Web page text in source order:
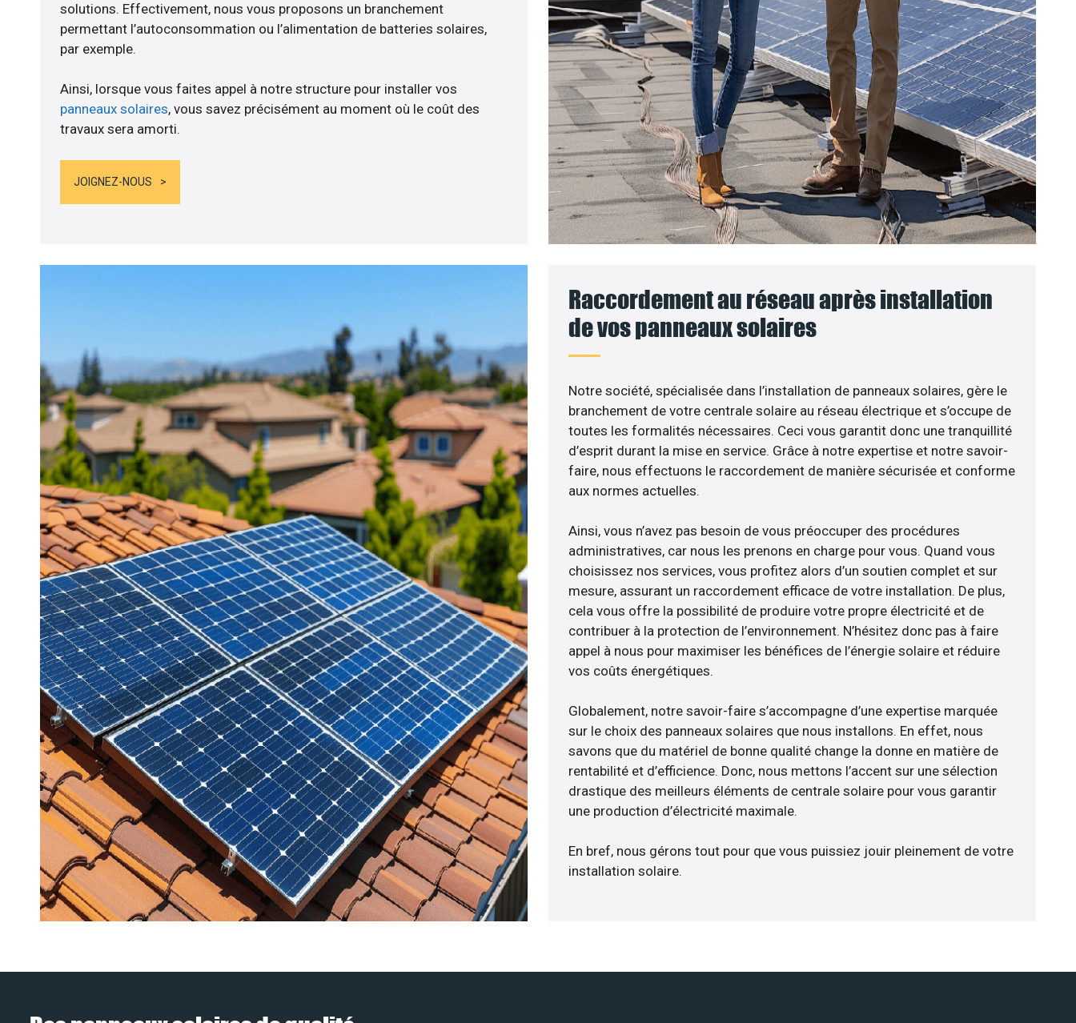
solutions. Effectivement, nous vous proposons un branchement
permettant l’autoconsommation ou l’alimentation de batteries solaires,
par exemple.
Ainsi, lorsque vous faites appel à notre structure pour installer vos
panneaux solaires, vous savez précisément au moment où le coût des
travaux sera amorti.
JOIGNEZ-NOUS
Raccordement au réseau après installation
de vos panneaux solaires
Notre société, spécialisée dans l’installation de panneaux solaires, gère le
branchement de votre centrale solaire au réseau électrique et s’occupe de
toutes les formalités nécessaires. Ceci vous garantit donc une tranquillité
d’esprit durant la mise en service. Grâce à notre expertise et notre savoir-
faire, nous effectuons le raccordement de manière sécurisée et conforme
aux normes actuelles.
Ainsi, vous n’avez pas besoin de vous préoccuper des procédures
administratives, car nous les prenons en charge pour vous. Quand vous
choisissez nos services, vous profitez alors d’un soutien complet et sur
mesure, assurant un raccordement efficace de votre installation. De plus,
cela vous offre la possibilité de produire votre propre électricité et de
contribuer à la protection de l’environnement. N’hésitez donc pas à faire
appel à nous pour maximiser les bénéfices de l’énergie solaire et réduire
vos coûts énergétiques.
Globalement, notre savoir-faire s’accompagne d’une expertise marquée
sur le choix des panneaux solaires que nous installons. En effet, nous
savons que du matériel de bonne qualité change la donne en matière de
rentabilité et d’efficience. Donc, nous mettons l’accent sur une sélection
drastique des meilleurs éléments de centrale solaire pour vous garantir
une production d’électricité maximale.
En bref, nous gérons tout pour que vous puissiez jouir pleinement de votre
installation solaire.